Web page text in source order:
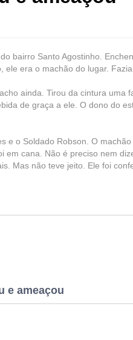
bairro Santo Agostinho.
era o machão do lugar. Fazia
ainda. Tirou da cintura uma
de graça a ele. O dono do
e o Soldado Robson. O
em cana. Não é preciso nem
Mas não teve jeito. Ele foi
e ameaçou